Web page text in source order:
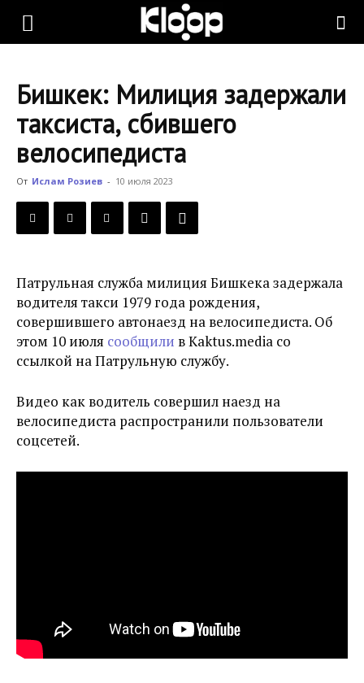
KLOOP.KG
Новости
Кыргызстана
Бишкек: Милиция задержали
таксиста, сбившего
велосипедиста
От Ислам Розиев - 10 июля 2023
Патрульная служба милиция Бишкека задержала
водителя такси 1979 года рождения,
совершившего автонаезд на велосипедиста. Об
этом 10 июля сообщили в Kaktus.media со
ссылкой на Патрульную службу.
Видео как водитель совершил наезд на
велосипедиста распространили пользователи
соцсетей.